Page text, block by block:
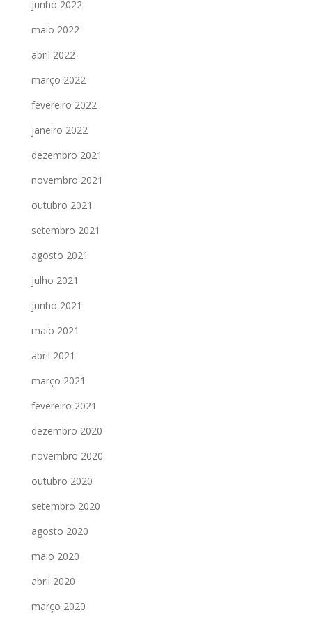
junho 2022
maio 2022
abril 2022
março 2022
fevereiro 2022
janeiro 2022
dezembro 2021
novembro 2021
outubro 2021
setembro 2021
agosto 2021
julho 2021
junho 2021
maio 2021
abril 2021
março 2021
fevereiro 2021
dezembro 2020
novembro 2020
outubro 2020
setembro 2020
agosto 2020
maio 2020
abril 2020
março 2020